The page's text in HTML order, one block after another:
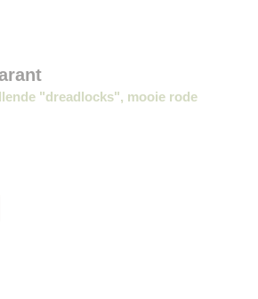
"dreadlocks", mooie rode